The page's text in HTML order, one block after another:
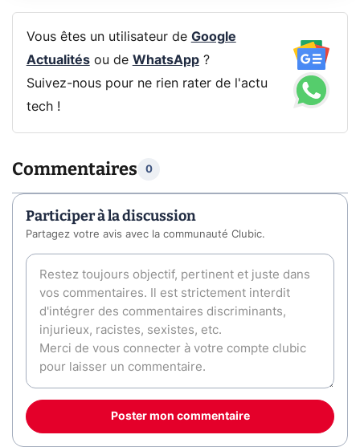
Vous êtes un utilisateur de Google
Actualitésou de WhatsApp?
Suivez-nous pour ne rien rater de l'actu
tech !
Commentaires 0
Participer à la discussion
Partagez votre avis avec la communauté Clubic.
Poster mon commentaire